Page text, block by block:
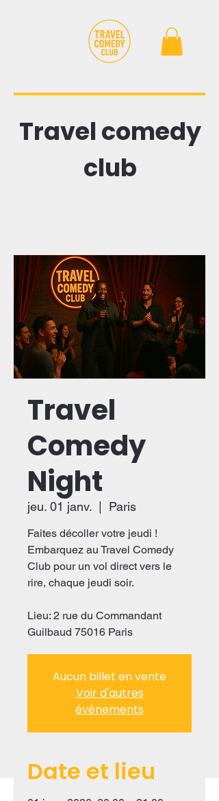
Travel
Comedy
Night
jeu. 01 janv.
  |
Paris
Faites décoller votre jeudi !
Embarquez au Travel Comedy
Club pour un vol direct vers le
rire, chaque jeudi soir.
Lieu: 2 rue du Commandant
Guilbaud 75016 Paris
Aucun billet en vente
Voir d'autres
événements
Date et lieu
Travel comedy
club